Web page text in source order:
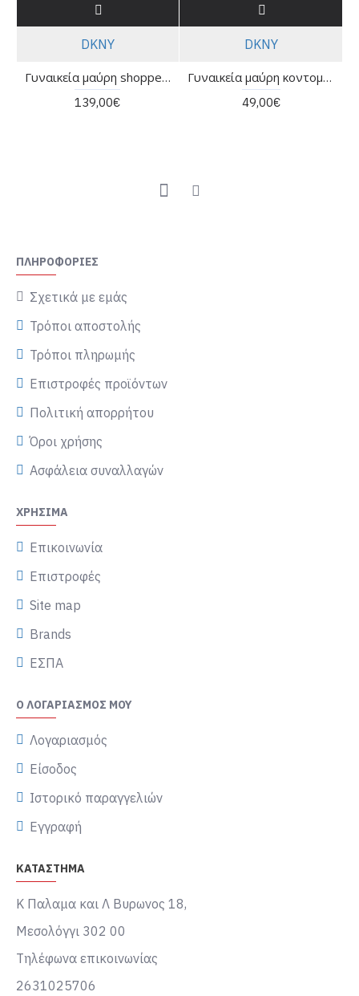
DKNY
Γυναικεία μαύρη shopper τσάντα - DKNY Mari Tote R62AXP82
139,00€
DKNY
Γυναικεία μαύρη κοντομάνικη μπλούζα - DKNY DJ6T1792
49,00€
ΠΛΗΡΟΦΟΡΊΕΣ
Σχετικά με εμάς
Τρόποι αποστολής
Τρόποι πληρωμής
Επιστροφές προϊόντων
Πολιτική απορρήτου
Όροι χρήσης
Ασφάλεια συναλλαγών
ΧΡΉΣΙΜΑ
Επικοινωνία
Επιστροφές
Site map
Brands
ΕΣΠΑ
Ο ΛΟΓΑΡΙΑΣΜΌΣ ΜΟΥ
Λογαριασμός
Είσοδος
Ιστορικό παραγγελιών
Εγγραφή
ΚΑΤΑΣΤΗΜΑ
Κ Παλαμα και Λ Βυρωνος 18,
Μεσολόγγι 302 00
Τηλέφωνα επικοινωνίας
2631025706